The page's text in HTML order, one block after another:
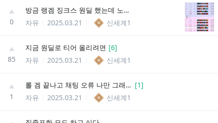
0
방금 랭겜 징크스 원딜 했는데 노잼임 ㅠㅠ
자유
2025.03.21 신세계1
85
지금 원딜로 티어 올리려면 [6]
자유
2025.03.21 신세계1
1
롤 겜 끝나고 채팅 오류 나만 그래??? [1]
자유
2025.03.21 신세계1